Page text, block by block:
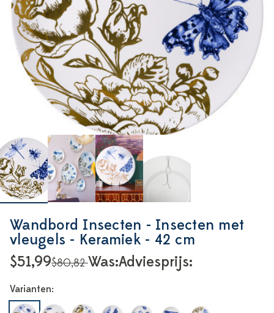
Wandbord Insecten - Insecten met
vleugels - Keramiek - 42 cm
Adviesprijs:
$80,82Was:
$51,99
Varianten: